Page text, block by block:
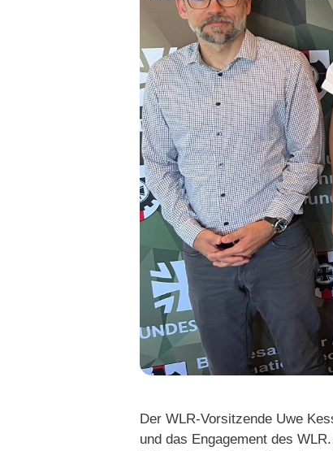
Der WLR-Vorsitzende Uwe
und das Engagement des